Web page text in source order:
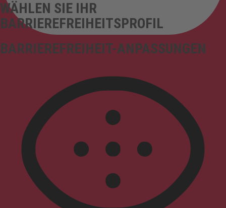
BARRIEREFREIHEIT-ANPASSUNGEN
WÄHLEN SIE IHR
BARRIEREFREIHEITSPROFIL